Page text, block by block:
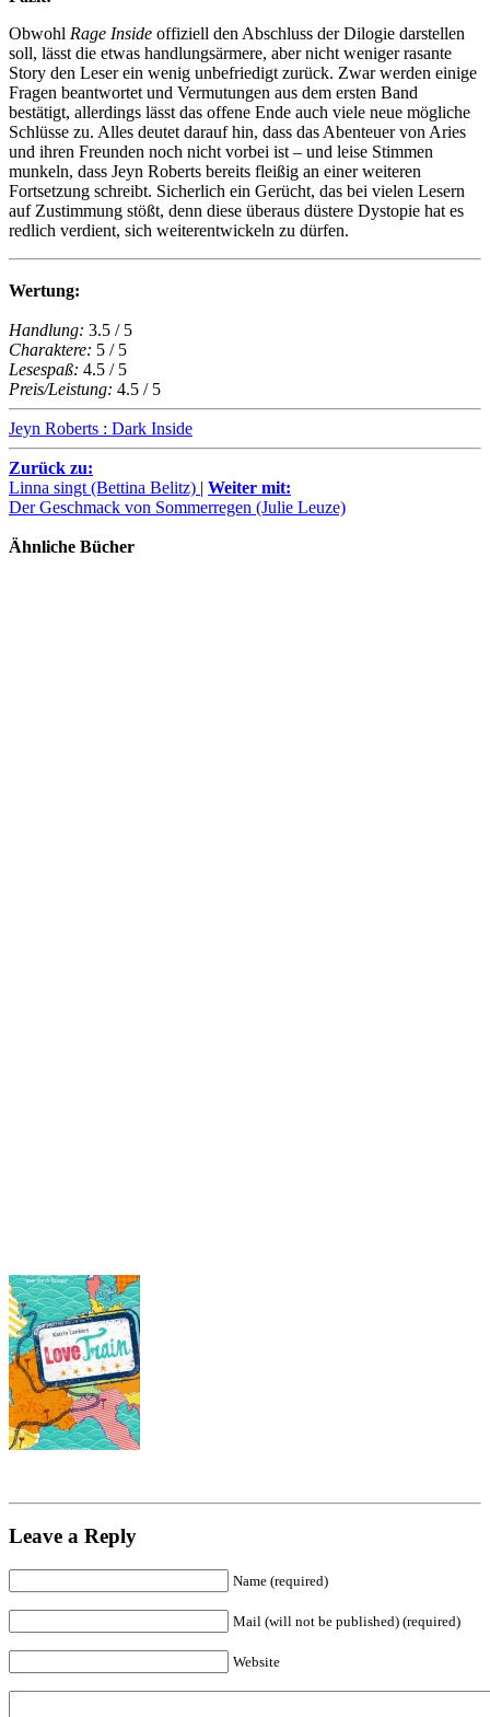
Obwohl Rage Inside offiziell den Abschluss der Dilogie darstellen
soll, lässt die etwas handlungsärmere, aber nicht weniger rasante
Story den Leser ein wenig unbefriedigt zurück. Zwar werden einige
Fragen beantwortet und Vermutungen aus dem ersten Band
bestätigt, allerdings lässt das offene Ende auch viele neue mögliche
Schlüsse zu. Alles deutet darauf hin, dass das Abenteuer von Aries
und ihren Freunden noch nicht vorbei ist – und leise Stimmen
munkeln, dass Jeyn Roberts bereits fleißig an einer weiteren
Fortsetzung schreibt. Sicherlich ein Gerücht, das bei vielen Lesern
auf Zustimmung stößt, denn diese überaus düstere Dystopie hat es
redlich verdient, sich weiterentwickeln zu dürfen.
Wertung:
Handlung: 3.5 / 5
Charaktere: 5 / 5
Lesespaß: 4.5 / 5
Preis/Leistung: 4.5 / 5
Jeyn Roberts : Dark Inside
Zurück zu:
Linna singt (Bettina Belitz) | Weiter mit:
Der Geschmack von Sommerregen (Julie Leuze)
Ähnliche Bücher
Leave a Reply
Name (required)
Mail (will not be published) (required)
Website